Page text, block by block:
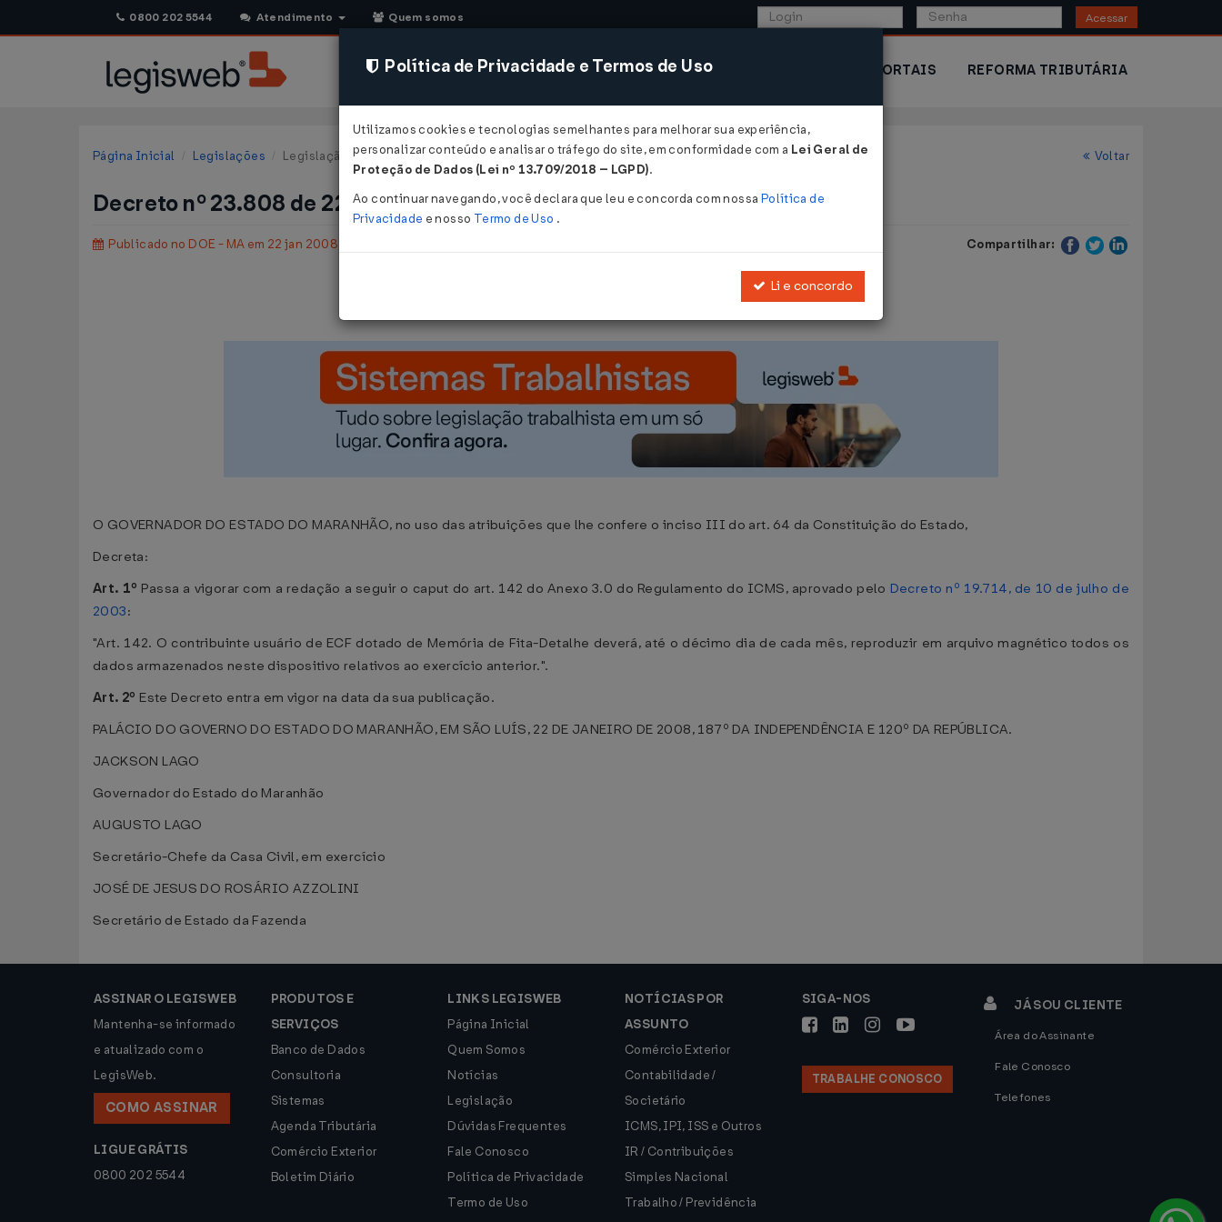
0800 202 5544 Atendimento Quem somos Acessar
CONSULTORIA SISTEMAS COMÉRCIO EXTERIOR PORTAIS REFORMA TRIBUTÁRIA
Página Inicial Legislações Legislação Estadual - Maranhão Voltar
Decreto nº 23.808 de 22/01/2008
Publicado no DOE - MA em 22 jan 2008 Compartilhar:
Dá nova redação a dispositivo do Anexo 3.0 do Regulamento do ICMS.
O GOVERNADOR DO ESTADO DO MARANHÃO, no uso das atribuições que lhe confere o inciso III do art. 64 da Constituição do Estado,
Decreta:
Art. 1º Passa a vigorar com a redação a seguir o caput do art. 142 do Anexo 3.0 do Regulamento do ICMS, aprovado pelo Decreto nº 19.714, de 10 de julho de
2003:
"Art. 142. O contribuinte usuário de ECF dotado de Memória de Fita-Detalhe deverá, até o décimo dia de cada mês, reproduzir em arquivo magnético todos os
dados armazenados neste dispositivo relativos ao exercício anterior.".
Art. 2º Este Decreto entra em vigor na data da sua publicação.
PALÁCIO DO GOVERNO DO ESTADO DO MARANHÃO, EM SÃO LUÍS, 22 DE JANEIRO DE 2008, 187º DA INDEPENDÊNCIA E 120º DA REPÚBLICA.
JACKSON LAGO
Governador do Estado do Maranhão
AUGUSTO LAGO
Secretário-Chefe da Casa Civil, em exercício
JOSÉ DE JESUS DO ROSÁRIO AZZOLINI
Secretário de Estado da Fazenda
ASSINAR O LEGISWEB
Mantenha-se informado
e atualizado com o
LegisWeb.
COMO ASSINAR
LIGUE GRÁTIS
0800 202 5544
PRODUTOS E
SERVIÇOS
Banco de Dados
Consultoria
Sistemas
Agenda Tributária
Comércio Exterior
Boletim Diário
LINKS LEGISWEB
Página Inicial
Quem Somos
Notícias
Legislação
Dúvidas Frequentes
Fale Conosco
Política de Privacidade
Termo de Uso
NOTÍCIAS POR
ASSUNTO
Comércio Exterior
Contabilidade /
Societário
ICMS, IPI, ISS e Outros
IR / Contribuições
Simples Nacional
Trabalho / Previdência
SIGA-NOS
TRABALHE CONOSCO
JÁ SOU CLIENTE
Área do Assinante
Fale Conosco
Telefones
Política de Privacidade e Termos de Uso
Utilizamos cookies e tecnologias semelhantes para melhorar sua experiência,
personalizar conteúdo e analisar o tráfego do site, em conformidade com a Lei Geral de
Proteção de Dados (Lei nº 13.709/2018 – LGPD).
Ao continuar navegando, você declara que leu e concorda com nossa Política de
Privacidade e nosso Termo de Uso .
Li e concordo